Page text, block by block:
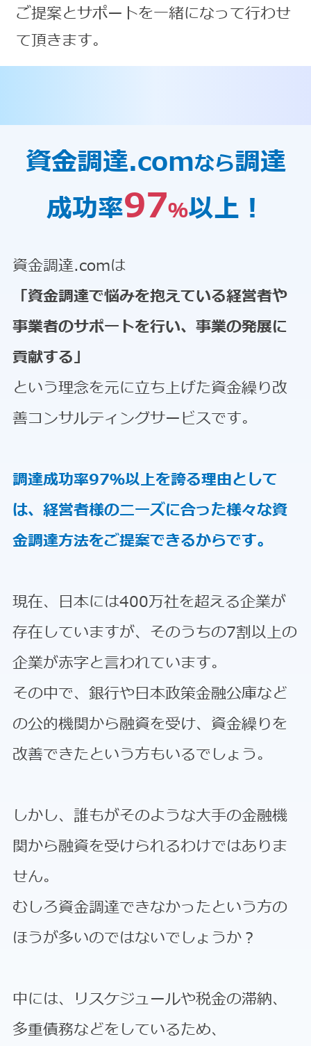
ご提案とサポートを一緒になって行わせ
て頂きます。
資金調達.comなら調達
成功率97％以上！
資金調達.comは
「資金調達で悩みを抱えている経営者や
事業者のサポートを行い、事業の発展に
貢献する」
という理念を元に立ち上げた資金繰り改
善コンサルティングサービスです。
調達成功率97％以上を誇る理由として
は、経営者様のニーズに合った様々な資
金調達方法をご提案できるからです。
現在、日本には400万社を超える企業が
存在していますが、そのうちの7割以上の
企業が赤字と言われています。
その中で、銀行や日本政策金融公庫など
の公的機関から融資を受け、資金繰りを
改善できたという方もいるでしょう。
しかし、誰もがそのような大手の金融機
関から融資を受けられるわけではありま
せん。
むしろ資金調達できなかったという方の
ほうが多いのではないでしょうか？
中には、リスケジュールや税金の滞納、
多重債務などをしているため、